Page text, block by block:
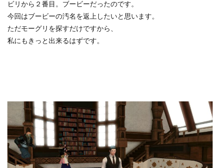
ビリから２番目。ブービーだったのです。
今回はブービーの汚名を返上したいと思います。
ただモーグリを探すだけですから、
私にもきっと出来るはずです。